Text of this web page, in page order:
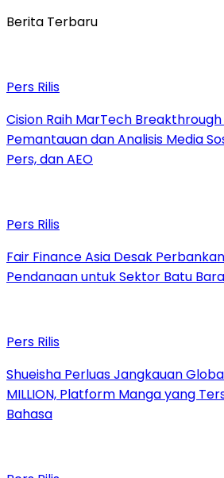
Berita Terbaru
Pers Rilis
Cision Raih MarTech
Pemantauan dan Analisis Media
Pers, dan AEO
Pers Rilis
Fair Finance Asia Desak
Pendanaan untuk Sektor Batu Bara
Pers Rilis
Shueisha Perluas Jangkauan
MILLION, Platform Manga yang
Bahasa